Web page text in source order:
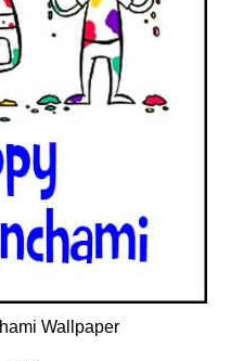
Wallpaper